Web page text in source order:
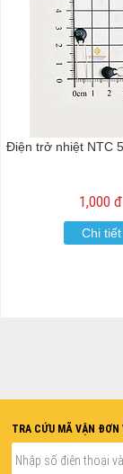
Điện trở nhiệt NTC
1,000 đ
Chi tiết
TRA CỨU MÃ VẬN ĐƠN